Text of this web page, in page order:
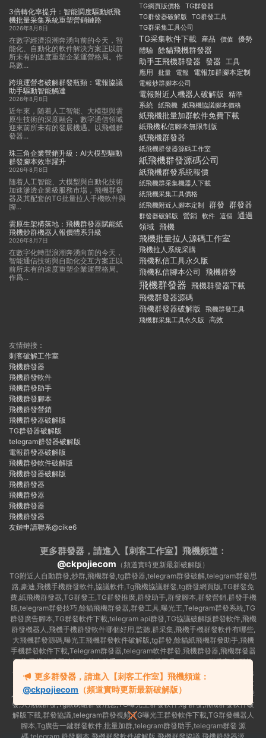
3倍轉化率提升：智能調度驅動紙飛
機批量采集系統重塑營銷鏈路
2026年8月8日
在數字經濟浪潮奔湧向前的今天，智
能化、自動化的軟件解決方案正以前
所未有的速度重塑企業運營格局。作
爲數...
跨境運營者破解群發瓶頸：電報協議
助手驅動智能觸達
2026年8月8日
近年來，随着人工智能、大模型與雲
原生技術的深度融合，數字通信領域
迎來前所未有的發展機遇。以飛機群
發器...
珠三角企業營銷升級：AI大模型驅動
群發腳本效率躍升
2026年8月8日
随着人工智能、大模型與自動化技術
加速滲透企業級服務市場，飛機群發
器及其配套的TG批量拉人手機軟件與
腳...
雲原生架構落地：飛機群發器賦能紙
飛機炒群機器人報價體系升級
2026年8月7日
在數字化轉型浪潮奔湧向前的今天，
智能通信技術與自動化交互方案正以
前所未有的速度重塑企業運營格局。
作爲...
TG網頁版價格
TG群發器
TG群發器破解版
TG群發工具
TG群采集工具公司
TG采集軟件下載 産品 價值 優勢
體驗 餘貓飛機群發器
助手王飛機群發器 發器 工具
應用
批量 電報 電報加群腳本定制
電報炒群腳本公司
電報附近人機器人破解版 精準
系統 紙飛機 紙飛機協議腳本價格
紙飛機批量加群軟件免費下載
紙飛機私信腳本無限制版
紙飛機群發器
紙飛機群發器源碼工作室
紙飛機群發源碼公司
紙飛機群發系統報價
紙飛機群采集機器人下載
紙飛機采集工具價格
紙飛機附近人腳本定制
群發 群發器
群發器破解版 營銷 軟件 這個
通過
領域 飛機
飛機批量拉人源碼工作室
飛機拉人系統采購
飛機私信工具永久版
飛機私信腳本公司
飛機群發
飛機群發器 飛機群發器下載
飛機群發器源碼
飛機群發器破解版
飛機群發工具
飛機群采集工具永久版
高效
友情鏈接：
刺客破解工作室
飛機群發器
飛機群發軟件
飛機群發助手
飛機群發腳本
飛機群發營銷
飛機群發器破解版
TG群發器破解版
telegram群發器破解版
電報群發器破解版
飛機群發軟件破解版
飛機群發器破解版
飛機群發器
飛機群發器
飛機群發器
飛機群發器
友鏈申請聯系@cike6
更多群發器，請進入【刺客工作室】 飛機頻道：
@ckpojiecom （頻道實時更新最新破解版）
TG附近人自動群發,炒群,飛機群發,tg群發器,telegram群發破解,telegram群發思
路,豪迪,飛機手機群發軟件,協議軟件,Tg飛機協議群發,tg群發網頁版,TG群發免
費,紙飛機群發器,TG群發王,TG群發推廣,群發助手,群發腳本,群發營銷,群發手機
版,telegram群發技巧,餘貓飛機群發器,群發工具,曝光王,Telegram群發系統,TG
群發廣告腳本,TG群發軟件下載,telegram api群發,TG協議破解版群發軟件,飛機
群發機器人,飛機手機群發軟件哪個好用,監聽,群采集,飛機手機群發軟件有哪些,
大飛機群發源碼,曝光王飛機群發軟件破解版,tg群發,餘貓紙飛機群發助手,飛機
手機群發軟件下載,Telegram群發器,telegram軟件群發,飛機群發器,飛機群發器
下載,飛機群發器破解版,拉人助手,telegram群發工具,telegram 群發言,加群軟
件,Telegram怎麽群發,協議号注冊機,TG機器人群發消息,群發軟件,tg群發器免
費版,私信軟件,tg群發廣告,telegram群發規則,telegram群發,telegram 群發,拉
人軟件,telegram批量群發,群發器破解版,曝光王飛機群發軟件,telegram自動群
發,大飛機群發,Tg限制組群發消息,TG曝光王群發軟件,tg 群發,飛機群發軟件破
解版下載,群發協議,telegram群發視頻,TG曝光王群發軟件下載,TG群發機器人
腳本,Tg廣告一鍵群發軟件,批量加群,telegram群發助手,telegram群發 源
碼,telegram 群發腳本,飛機群發軟件破解版,飛機群發協議,飛機群發器源
更多群發器，請進入【刺客工作室】飛機頻道：
@ckpojiecom （頻道實時更新最新破解版）